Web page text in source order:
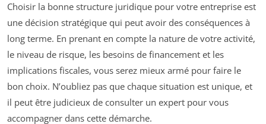
Choisir la bonne structure juridique pour votre entreprise est
une décision stratégique qui peut avoir des conséquences à
long terme. En prenant en compte la nature de votre activité,
le niveau de risque, les besoins de financement et les
implications fiscales, vous serez mieux armé pour faire le
bon choix. N’oubliez pas que chaque situation est unique, et
il peut être judicieux de consulter un expert pour vous
accompagner dans cette démarche.